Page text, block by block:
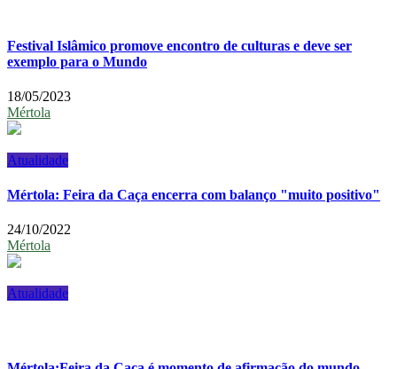
Festival Islâmico promove encontro de culturas e deve ser
exemplo para o Mundo
18/05/2023
Mértola
Atualidade
Mértola: Feira da Caça encerra com balanço "muito positivo"
24/10/2022
Mértola
Atualidade